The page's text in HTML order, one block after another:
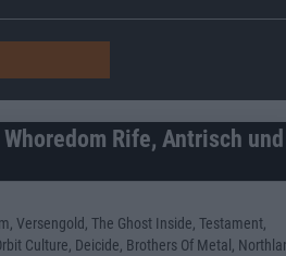
Rife, Antrisch und
Versengold, The Ghost Inside, Testament,
Culture, Deicide, Brothers Of Metal,